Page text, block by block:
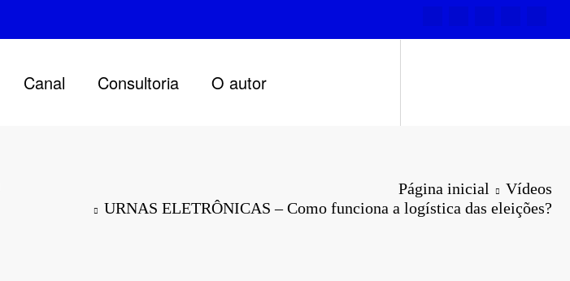
Canal Consultoria O autor
Página inicial
Vídeos
URNAS ELETRÔNICAS – Como funciona a logística das eleições?